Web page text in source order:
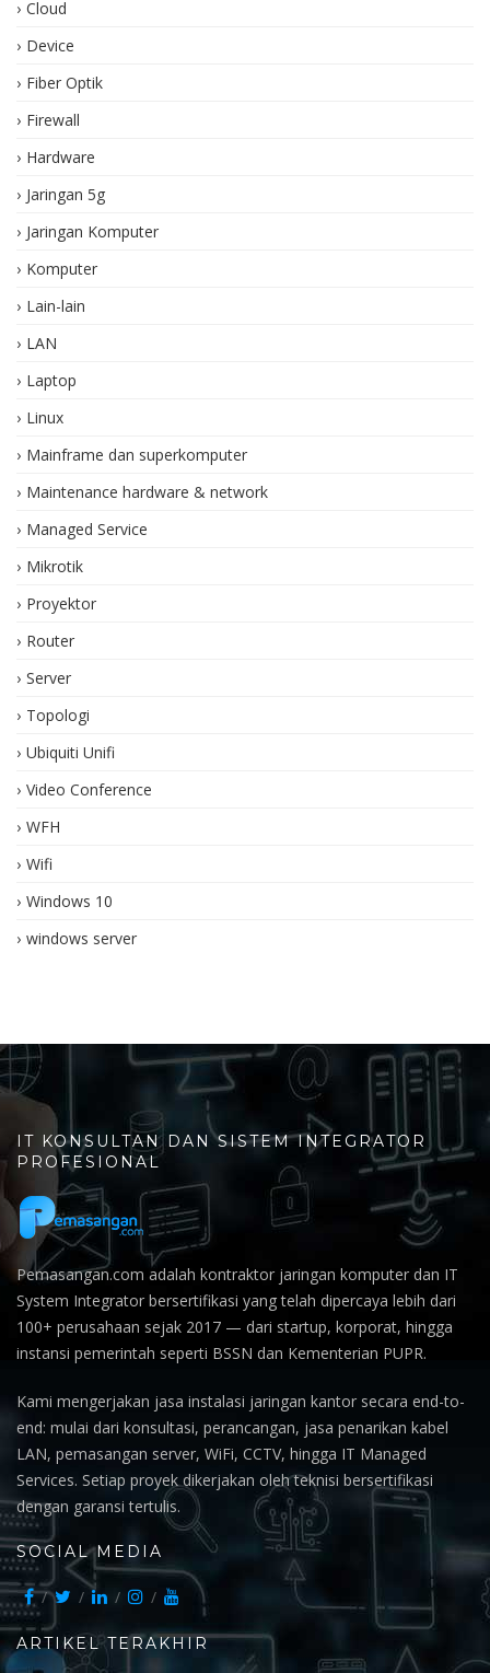
Cloud
Device
Fiber Optik
Firewall
Hardware
Jaringan 5g
Jaringan Komputer
Komputer
Lain-lain
LAN
Laptop
Linux
Mainframe dan superkomputer
Maintenance hardware & network
Managed Service
Mikrotik
Proyektor
Router
Server
Topologi
Ubiquiti Unifi
Video Conference
WFH
Wifi
Windows 10
windows server
IT KONSULTAN DAN SISTEM INTEGRATOR
PROFESIONAL
Pemasangan.com adalah kontraktor jaringan komputer dan IT
System Integrator bersertifikasi yang telah dipercaya lebih dari
100+ perusahaan sejak 2017 — dari startup, korporat, hingga
instansi pemerintah seperti BSSN dan Kementerian PUPR.
Kami mengerjakan jasa instalasi jaringan kantor secara end-to-
end: mulai dari konsultasi, perancangan, jasa penarikan kabel
LAN, pemasangan server, WiFi, CCTV, hingga IT Managed
Services. Setiap proyek dikerjakan oleh teknisi bersertifikasi
dengan garansi tertulis.
SOCIAL MEDIA
ARTIKEL TERAKHIR